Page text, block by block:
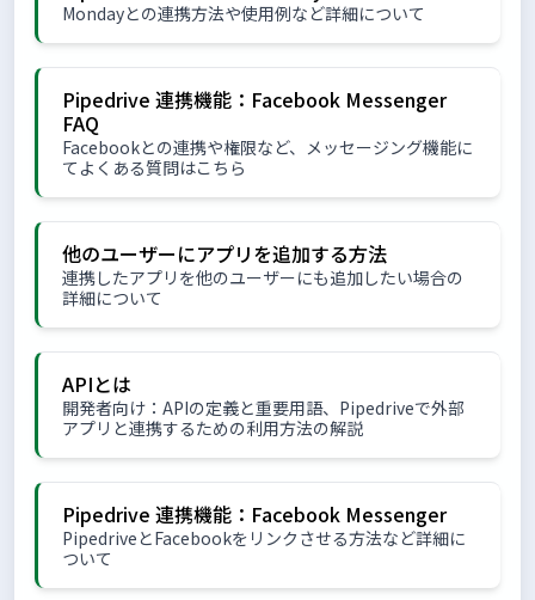
Mondayとの連携方法や使用例など詳細について
Pipedrive 連携機能：Facebook Messenger
FAQ
Facebookとの連携や権限など、メッセージング機能に
てよくある質問はこちら
他のユーザーにアプリを追加する方法
連携したアプリを他のユーザーにも追加したい場合の
詳細について
APIとは
開発者向け：APIの定義と重要用語、Pipedriveで外部
アプリと連携するための利用方法の解説
Pipedrive 連携機能：Facebook Messenger
PipedriveとFacebookをリンクさせる方法など詳細に
ついて